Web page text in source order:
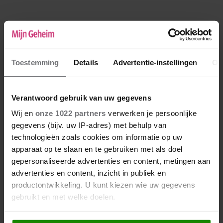
Toestemming Details Advertentie-instellingen
Verantwoord gebruik van uw gegevens
Wij en onze 1022 partners verwerken je persoonlijke
gegevens (bijv. uw IP-adres) met behulp van
technologieën zoals cookies om informatie op uw
apparaat op te slaan en te gebruiken met als doel
gepersonaliseerde advertenties en content, metingen aan
advertenties en content, inzicht in publiek en
productontwikkeling. U kunt kiezen wie uw gegevens
gebruikt en met welke doelen.
Als u het toestaat, willen we ook graag:
27-10-2022 23:01
Lieve Selma, ik kan niets anders zeggen dan
dat het me vreselijk voor je spijt. Ik wens je
heel veel liefde en kracht.